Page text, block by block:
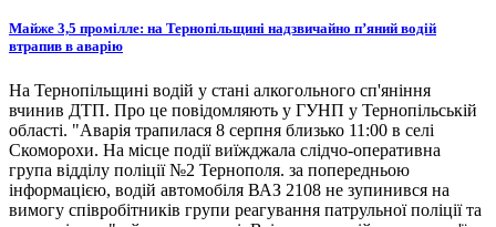
Майже 3,5 промілле: на Тернопільщині надзвичайно п’яний водій
втрапив в аварію
На Тернопільщині водій у стані алкогольного сп'яніння
вчинив ДТП. Про це повідомляють у ГУНП у Тернопільській
області. "Аварія трапилася 8 серпня близько 11:00 в селі
Скоморохи. На місце події виїжджала слідчо-оперативна
група відділу поліції №2 Тернополя. за попередньою
інформацією, водій автомобіля ВАЗ 2108 не зупинився на
вимогу співробітників групи реагування патрульної поліції та